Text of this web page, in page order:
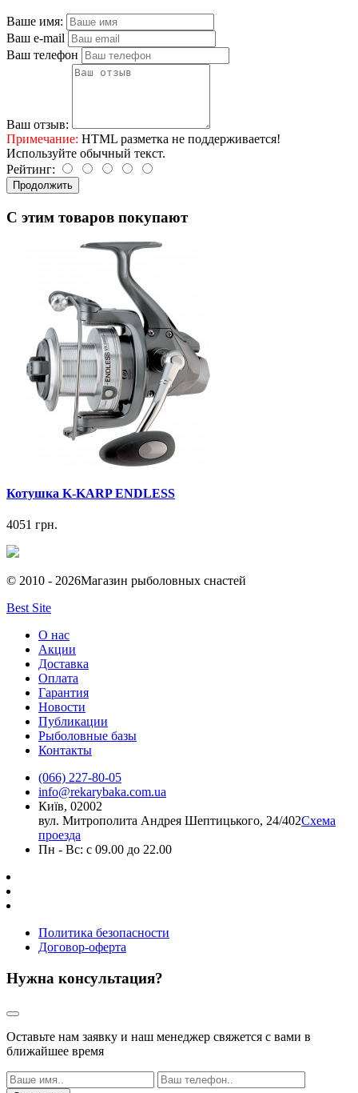
Ваше имя:
Ваш e-mail
Ваш телефон
Ваш отзыв:
Примечание: HTML разметка не поддерживается!
Используйте обычный текст.
Рейтинг:
Продолжить
C этим товаров покупают
Котушка K-KARP ENDLESS
4051 грн.
© 2010 - 2026Магазин рыболовных снастей
Best Site
О нас
Акции
Доставка
Оплата
Гарантия
Новости
Публикации
Рыболовные базы
Контакты
(066) 227-80-05
info@rekarybaka.com.ua
Київ, 02002
вул. Митрополита Андрея Шептицького, 24/402Схема
проезда
Пн - Вс: с 09.00 до 22.00
Политика безопасности
Договор-оферта
Нужна консультация?
Оставьте нам заявку и наш менеджер свяжется с вами в
ближайшее время